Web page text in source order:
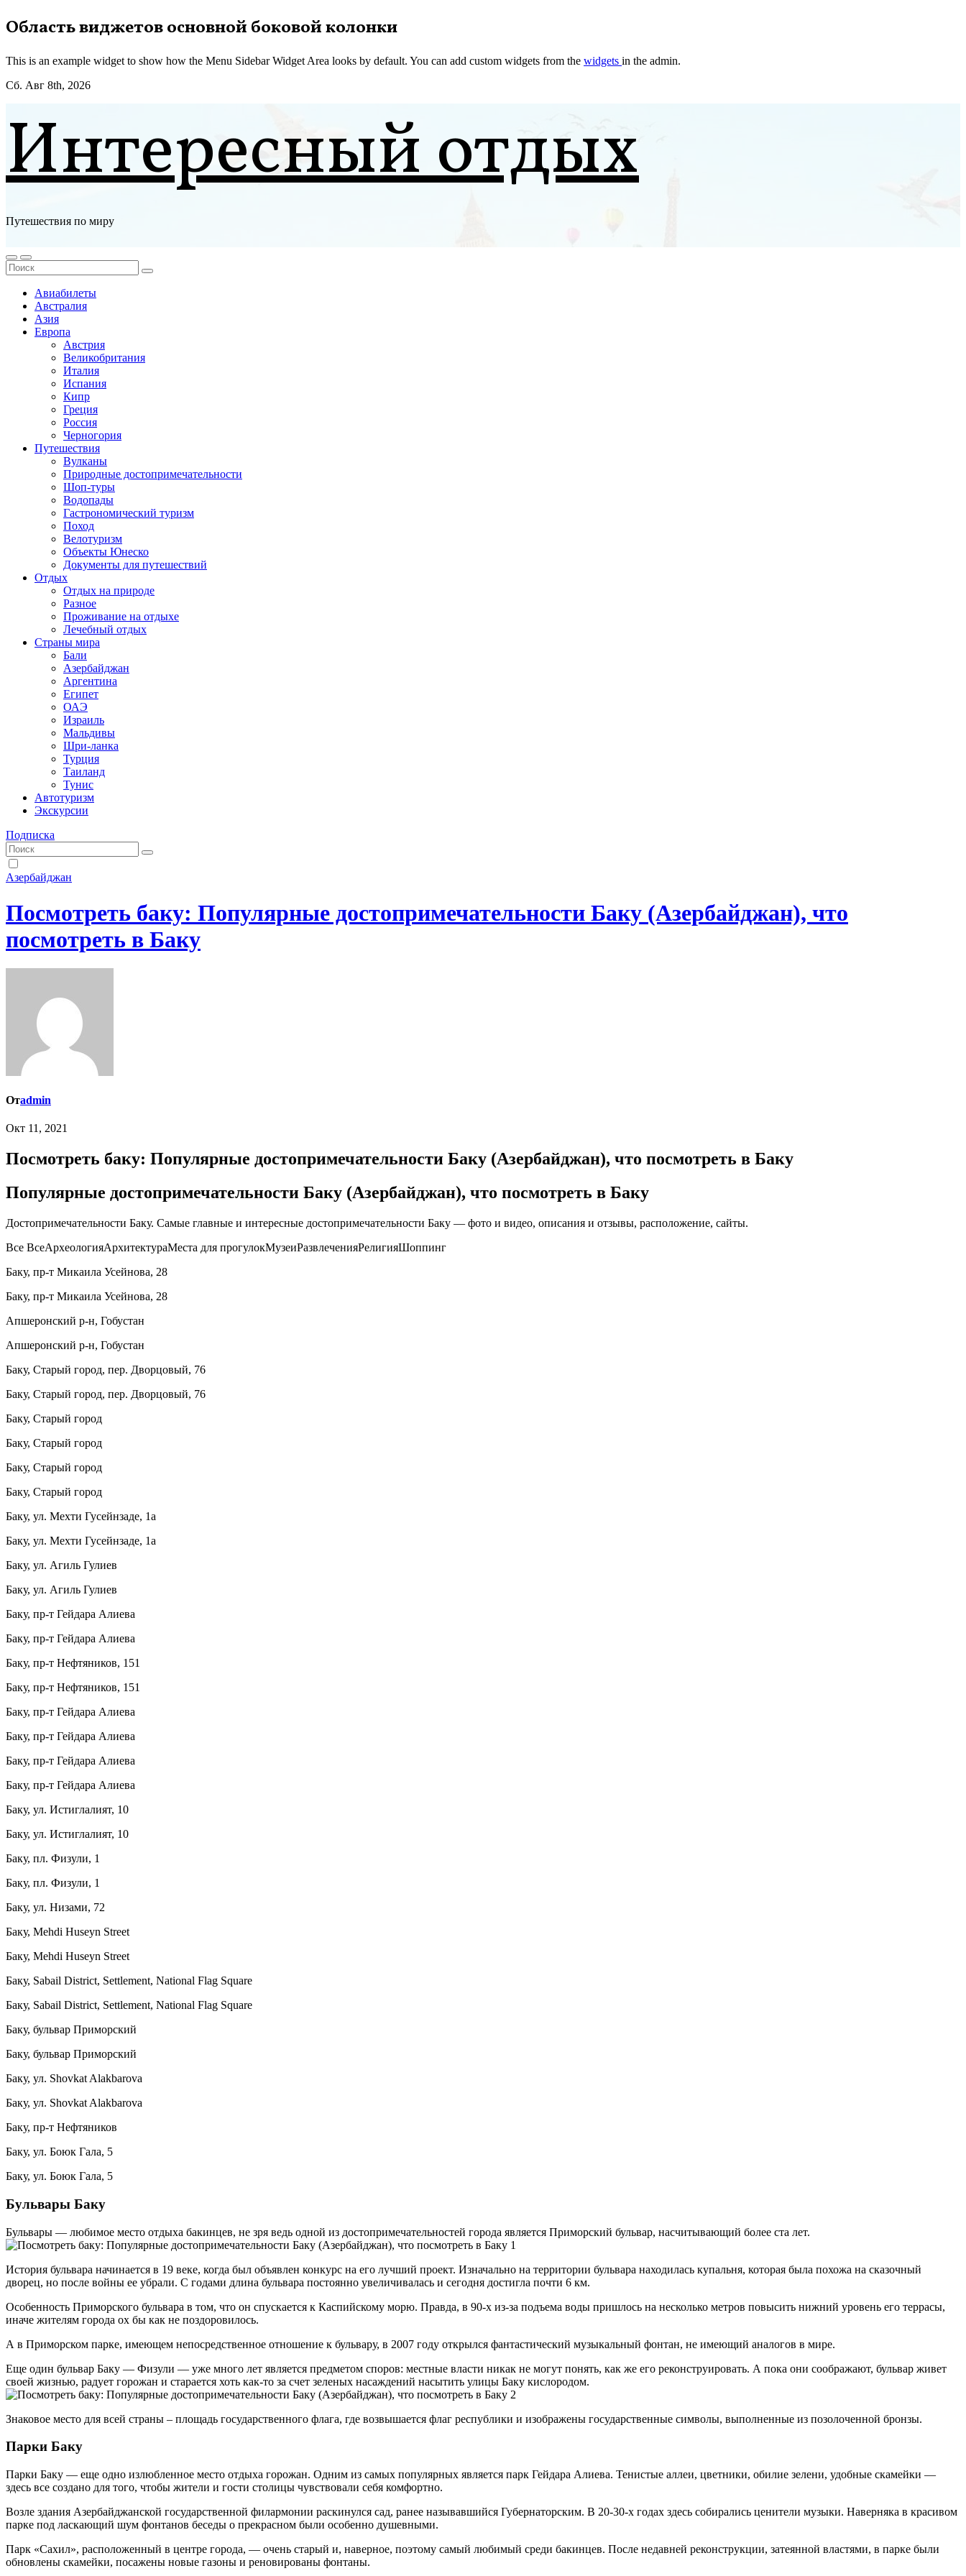
Перейти
к
Область виджетов основной боковой колонки
This is an example widget to show how the Menu Sidebar Widget Area looks by default. You can add custom widgets from the widgets in the admin.
Сб. Авг 8th, 2026
Интересный отдых
Путешествия по миру
Авиабилеты
Австралия
Азия
Европа
Австрия
Великобритания
Италия
Испания
Кипр
Греция
Россия
Черногория
Путешествия
Вулканы
Природные достопримечательности
Шоп-туры
Водопады
Гастрономический туризм
Поход
Велотуризм
Объекты Юнеско
Документы для путешествий
Отдых
Отдых на природе
Разное
Проживание на отдыхе
Лечебный отдых
Страны мира
Бали
Азербайджан
Аргентина
Египет
ОАЭ
Израиль
Мальдивы
Шри-ланка
Турция
Таиланд
Тунис
Автотуризм
Экскурсии
Подписка
Азербайджан
Посмотреть баку: Популярные достопримечательности Баку (Азербайджан), что
посмотреть в Баку
Отadmin
Окт 11, 2021
Посмотреть баку: Популярные достопримечательности Баку (Азербайджан), что посмотреть в Баку
Популярные достопримечательности Баку (Азербайджан), что посмотреть в Баку
Достопримечательности Баку. Самые главные и интересные достопримечательности Баку — фото и видео, описания и отзывы, расположение, сайты.
Все ВсеАрхеологияАрхитектураМеста для прогулокМузеиРазвлеченияРелигияШоппинг
Баку, пр-т Микаила Усейнова, 28
Баку, пр-т Микаила Усейнова, 28
Апшеронский р-н, Гобустан
Апшеронский р-н, Гобустан
Баку, Старый город, пер. Дворцовый, 76
Баку, Старый город, пер. Дворцовый, 76
Баку, Старый город
Баку, Старый город
Баку, Старый город
Баку, Старый город
Баку, ул. Мехти Гусейнзаде, 1a
Баку, ул. Мехти Гусейнзаде, 1a
Баку, ул. Агиль Гулиев
Баку, ул. Агиль Гулиев
Баку, пр-т Гейдара Алиева
Баку, пр-т Гейдара Алиева
Баку, пр-т Нефтяников, 151
Баку, пр-т Нефтяников, 151
Баку, пр-т Гейдара Алиева
Баку, пр-т Гейдара Алиева
Баку, пр-т Гейдара Алиева
Баку, пр-т Гейдара Алиева
Баку, ул. Истиглалият, 10
Баку, ул. Истиглалият, 10
Баку, пл. Физули, 1
Баку, пл. Физули, 1
Баку, ул. Низами, 72
Баку, Mehdi Huseyn Street
Баку, Mehdi Huseyn Street
Баку, Sabail District, Settlement, National Flag Square
Баку, Sabail District, Settlement, National Flag Square
Баку, бульвар Приморский
Баку, бульвар Приморский
Баку, ул. Shovkat Alakbarova
Баку, ул. Shovkat Alakbarova
Баку, пр-т Нефтяников
Баку, ул. Боюк Гала, 5
Баку, ул. Боюк Гала, 5
Бульвары Баку
Бульвары — любимое место отдыха бакинцев, не зря ведь одной из достопримечательностей города является Приморский бульвар, насчитывающий более ста лет.
История бульвара начинается в 19 веке, когда был объявлен конкурс на его лучший проект. Изначально на территории бульвара находилась купальня, которая была похожа на сказочный
дворец, но после войны ее убрали. С годами длина бульвара постоянно увеличивалась и сегодня достигла почти 6 км.
Особенность Приморского бульвара в том, что он спускается к Каспийскому морю. Правда, в 90-х из-за подъема воды пришлось на несколько метров повысить нижний уровень его террасы,
иначе жителям города ох бы как не поздоровилось.
А в Приморском парке, имеющем непосредственное отношение к бульвару, в 2007 году открылся фантастический музыкальный фонтан, не имеющий аналогов в мире.
Еще один бульвар Баку — Физули — уже много лет является предметом споров: местные власти никак не могут понять, как же его реконструировать. А пока они соображают, бульвар живет
своей жизнью, радует горожан и старается хоть как-то за счет зеленых насаждений насытить улицы Баку кислородом.
Знаковое место для всей страны – площадь государственного флага, где возвышается флаг республики и изображены государственные символы, выполненные из позолоченной бронзы.
Парки Баку
Парки Баку — еще одно излюбленное место отдыха горожан. Одним из самых популярных является парк Гейдара Алиева. Тенистые аллеи, цветники, обилие зелени, удобные скамейки —
здесь все создано для того, чтобы жители и гости столицы чувствовали себя комфортно.
Возле здания Азербайджанской государственной филармонии раскинулся сад, ранее называвшийся Губернаторским. В 20-30-х годах здесь собирались ценители музыки. Наверняка в красивом
парке под ласкающий шум фонтанов беседы о прекрасном были особенно душевными.
Парк «Сахил», расположенный в центре города, — очень старый и, наверное, поэтому самый любимый среди бакинцев. После недавней реконструкции, затеянной властями, в парке были
обновлены скамейки, посажены новые газоны и реновированы фонтаны.